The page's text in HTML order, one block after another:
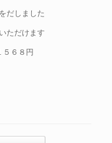
だしました
だけます
６８円